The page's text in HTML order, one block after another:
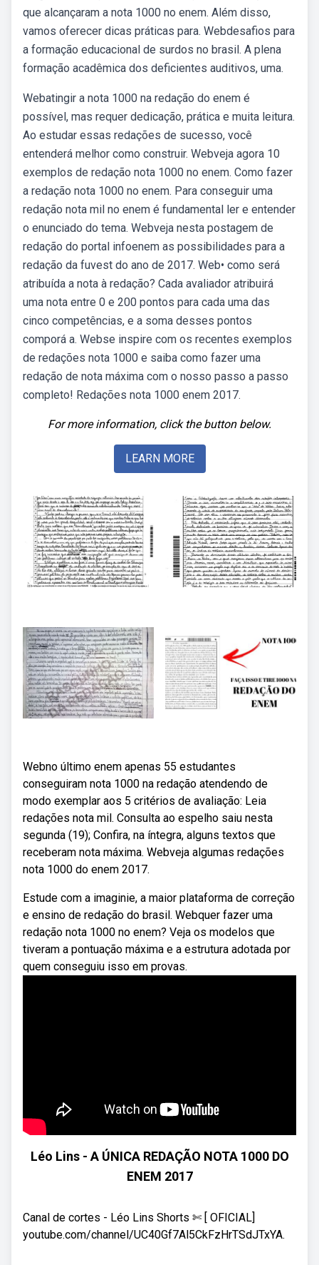
que alcançaram a nota 1000 no enem. Além disso,
vamos oferecer dicas práticas para. Webdesafios para
a formação educacional de surdos no brasil. A plena
formação acadêmica dos deficientes auditivos, uma.
Webatingir a nota 1000 na redação do enem é
possível, mas requer dedicação, prática e muita leitura.
Ao estudar essas redações de sucesso, você
entenderá melhor como construir. Webveja agora 10
exemplos de redação nota 1000 no enem. Como fazer
a redação nota 1000 no enem. Para conseguir uma
redação nota mil no enem é fundamental ler e entender
o enunciado do tema. Webveja nesta postagem de
redação do portal infoenem as possibilidades para a
redação da fuvest do ano de 2017. Web• como será
atribuída a nota à redação? Cada avaliador atribuirá
uma nota entre 0 e 200 pontos para cada uma das
cinco competências, e a soma desses pontos
comporá a. Webse inspire com os recentes exemplos
de redações nota 1000 e saiba como fazer uma
redação de nota máxima com o nosso passo a passo
completo! Redações nota 1000 enem 2017.
For more information, click the button below.
LEARN MORE
Webno último enem apenas 55 estudantes
conseguiram nota 1000 na redação atendendo de
modo exemplar aos 5 critérios de avaliação: Leia
redações nota mil. Consulta ao espelho saiu nesta
segunda (19); Confira, na íntegra, alguns textos que
receberam nota máxima. Webveja algumas redações
nota 1000 do enem 2017.
Estude com a imaginie, a maior plataforma de correção
e ensino de redação do brasil. Webquer fazer uma
redação nota 1000 no enem? Veja os modelos que
tiveram a pontuação máxima e a estrutura adotada por
quem conseguiu isso em provas.
Léo Lins - A ÚNICA REDAÇÃO NOTA 1000 DO
ENEM 2017
Canal de cortes - Léo Lins Shorts ✄ [ OFICIAL]
youtube.com/channel/UC40Gf7Al5CkFzHrTSdJTxYA.